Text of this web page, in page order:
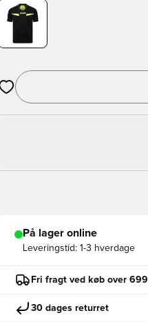
Åbner en Modal til at logge
På lager online
Leveringstid: 1-3 hverdage
Fri fragt ved køb over
30 dages returret